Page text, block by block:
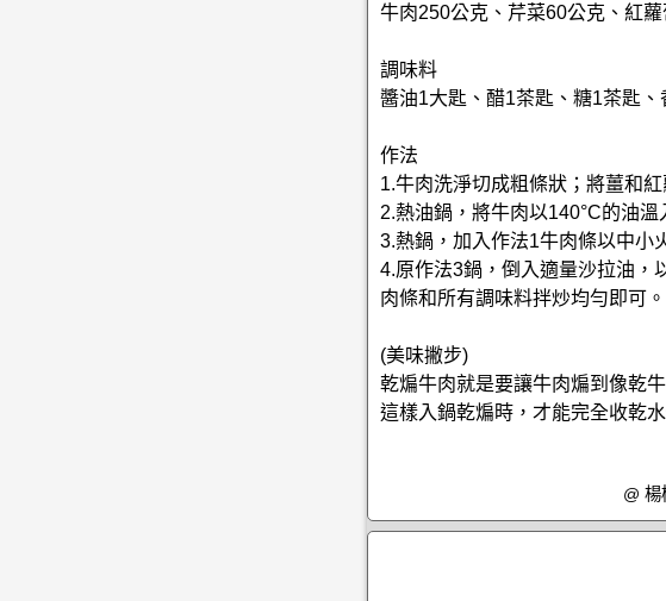
牛肉250公克、芹菜60公克、紅
調味料
醬油1大匙、醋1茶匙、糖1茶匙
作法
1.牛肉洗淨切成粗條狀；將薑和
2.熱油鍋，將牛肉以140°C的油溫
3.熱鍋，加入作法1牛肉條以中小
4.原作法3鍋，倒入適量沙拉油，
肉條和所有調味料拌炒均勻即可。
(美味撇步)
乾煸牛肉就是要讓牛肉煸到像乾
這樣入鍋乾煸時，才能完全收乾
@ 楊